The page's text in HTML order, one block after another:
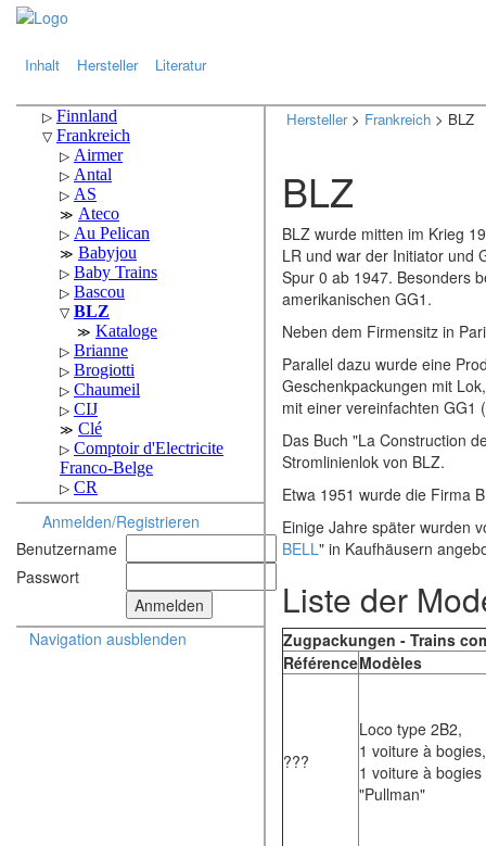
Inhalt Hersteller Literatur
Anmelden/Registrieren
Benutzername
Passwort
Navigation ausblenden
Hersteller> Frankreich > BLZ
BLZ
BLZ wurde mitten im Krieg
LR und war der Initiator und
Spur 0 ab 1947. Besonders
amerikanischen GG1.
Neben dem Firmensitz in
Parallel dazu wurde eine
Geschenkpackungen mit
mit einer vereinfachten GG1
Das Buch "La Construction
Stromlinienlok von BLZ.
Etwa 1951 wurde die Firma
Einige Jahre später wurden
BELL" in Kaufhäusern
Liste der
Zugpackungen - Trains
RéférenceModèles
???
Loco type 2B2,
1 voiture à bogies,
1 voiture à bogies
"Pullman"